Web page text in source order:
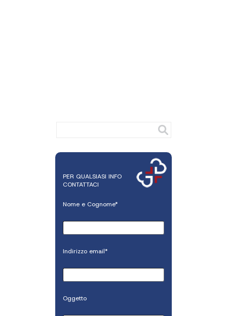
PER QUALSIASI INFO
CONTATTACI
Nome e Cognome*
Indirizzo email*
Oggetto